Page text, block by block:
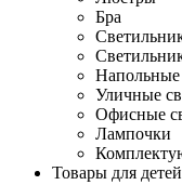
Бра
Уличные
Офисные
Лампочки
Товары для детей